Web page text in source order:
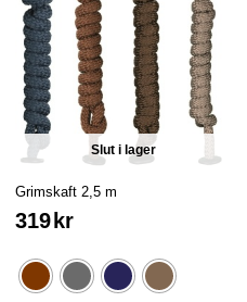
Slut i lager
Grimskaft 2,5 m
319 kr